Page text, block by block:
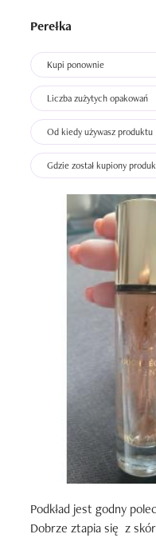
Perełka
Kupi ponownie
Liczba zużytych opakowań
Od kiedy używasz produktu
Gdzie został kupiony
Podkład jest godny
Dobrze ztapia się  z